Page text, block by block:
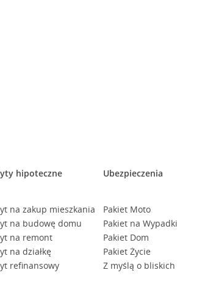
hipoteczne
na zakup mieszkania
na budowę domu
na remont
na działkę
refinansowy
Ubezpieczenia
Pakiet Moto
Pakiet na Wypadki
Pakiet Dom
Pakiet Życie
Z myślą o bliskich